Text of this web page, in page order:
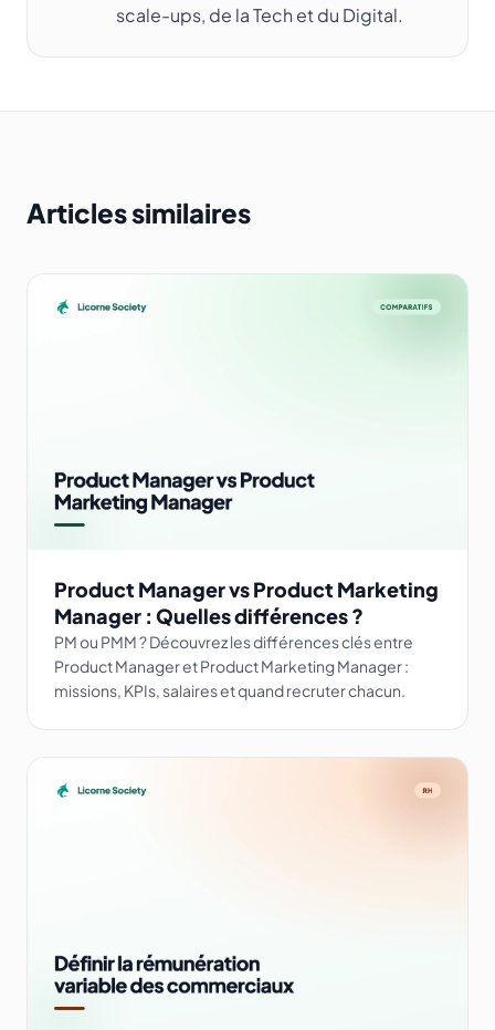
scale-ups, de la Tech et du Digital.
Articles similaires
Product Manager vs Product Marketing
Manager : Quelles différences ?
PM ou PMM ? Découvrez les différences clés entre
Product Manager et Product Marketing Manager :
missions, KPIs, salaires et quand recruter chacun.